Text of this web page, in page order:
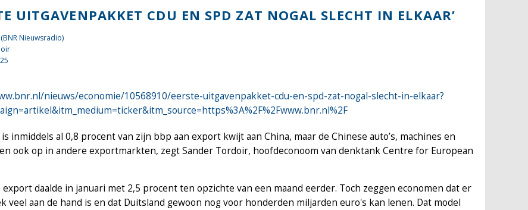
UITGAVENPAKKET CDU EN SPD ZAT NOGAL SLECHT IN ELKAAR’
Nieuwsradio)
nieuws/economie/10568910/eerste-uitgavenpakket-cdu-en-spd-zat-nogal-slecht-in-elkaar?
inmiddels al 0,8 procent van zijn bbp aan export kwijt aan China, maar de Chinese auto’s, machines en
ook op in andere exportmarkten, zegt Sander Tordoir, hoofdeconoom van denktank Centre for European
export daalde in januari met 2,5 procent ten opzichte van een maand eerder. Toch zeggen economen dat er
veel aan de hand is en dat Duitsland gewoon nog voor honderden miljarden euro's kan lenen. Dat model